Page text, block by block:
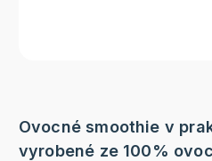
Ovocné smoothie v
vyrobené ze 100%